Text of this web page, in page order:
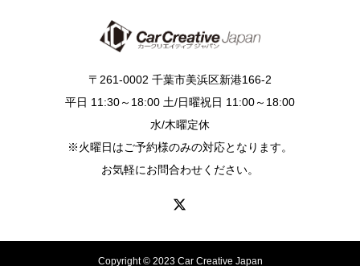
〒261-0002 千葉市美浜区新港166-2
平日 11:30～18:00 土/日曜祝日 11:00～18:00
水/木曜定休
※火曜日はご予約様のみの対応となります。
お気軽にお問合わせください。
Copyright © 2023 Car Creative Japan